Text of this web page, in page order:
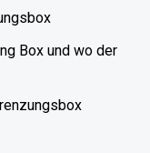
Box und wo der